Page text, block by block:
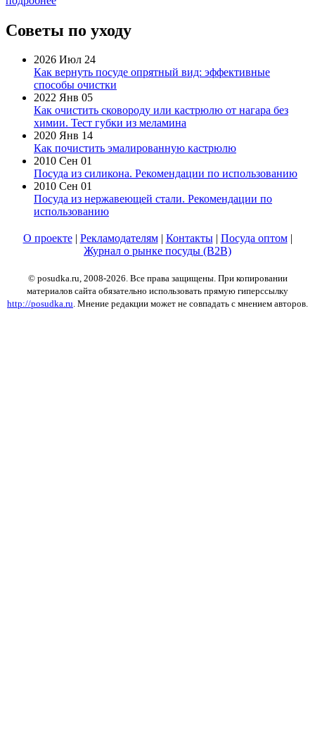
Советы по уходу
2026 Июл 24
Как вернуть посуде опрятный вид: эффективные
способы очистки
2022 Янв 05
Как очистить сковороду или кастрюлю от нагара без
химии. Тест губки из меламина
2020 Янв 14
Как почистить эмалированную кастрюлю
2010 Сен 01
Посуда из силикона. Рекомендации по использованию
2010 Сен 01
Посуда из нержавеющей стали. Рекомендации по
использованию
О проекте| Рекламодателям| Контакты| Посуда оптом|
Журнал о рынке посуды (B2B)
© posudka.ru, 2008-2026. Все права защищены. При копировании
материалов сайта обязательно использовать прямую гиперссылку
http://posudka.ru. Мнение редакции может не совпадать с мнением авторов.